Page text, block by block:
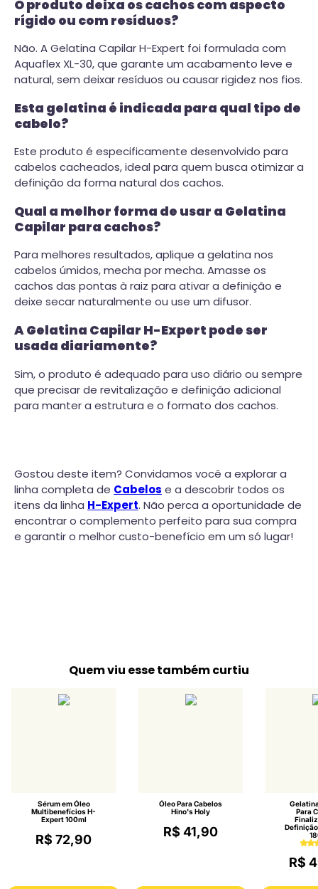
O produto deixa os cachos com aspecto
rígido ou com resíduos?
Não. A Gelatina Capilar H-Expert foi formulada com
Aquaflex XL-30, que garante um acabamento leve e
natural, sem deixar resíduos ou causar rigidez nos fios.
Esta gelatina é indicada para qual tipo de
cabelo?
Este produto é especificamente desenvolvido para
cabelos cacheados, ideal para quem busca otimizar a
definição da forma natural dos cachos.
Qual a melhor forma de usar a Gelatina
Capilar para cachos?
Para melhores resultados, aplique a gelatina nos
cabelos úmidos, mecha por mecha. Amasse os
cachos das pontas à raiz para ativar a definição e
deixe secar naturalmente ou use um difusor.
A Gelatina Capilar H-Expert pode ser
usada diariamente?
Sim, o produto é adequado para uso diário ou sempre
que precisar de revitalização e definição adicional
para manter a estrutura e o formato dos cachos.
Gostou deste item? Convidamos você a explorar a
linha completa de Cabelos e a descobrir todos os
itens da linha H-Expert. Não perca a oportunidade de
encontrar o complemento perfeito para sua compra
e garantir o melhor custo-benefício em um só lugar!
Quem viu esse também curtiu
Sérum em Óleo
Multibenefícios H-
Expert 100ml
R$ 72,90
Óleo Para Cabelos
Hino's Holy
R$ 41,90
Para
R$